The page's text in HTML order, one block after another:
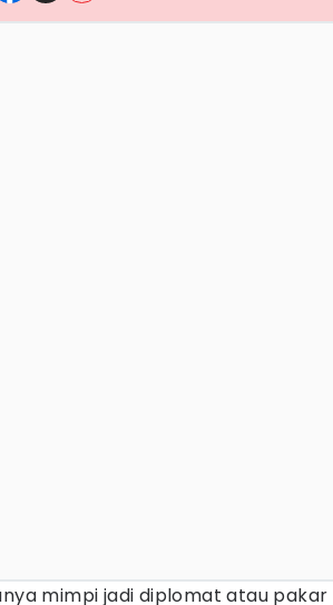
mimpi jadi diplomat atau pakar